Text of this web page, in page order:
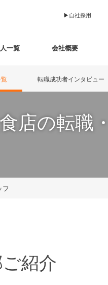
▶︎自社採用
一覧 会社概要
転職成功者インタビュー
店の転職
フ
紹介